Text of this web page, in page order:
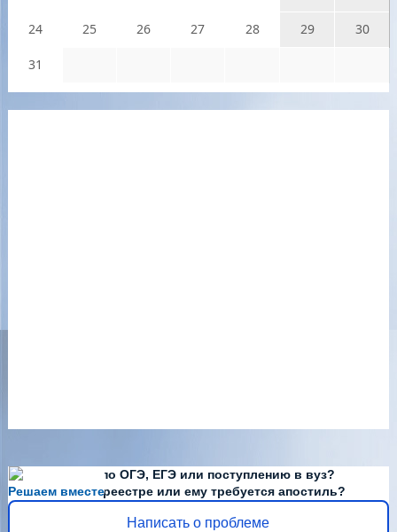
24 25 26 27 28 29 30
31
Решаем вместе
Есть вопросы по ОГЭ, ЕГЭ или поступлению в вуз?
Диплома нет в реестре или ему требуется апостиль?
Написать о проблеме